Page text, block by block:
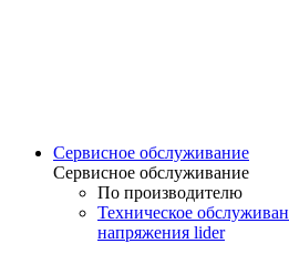
Сервисное обслуживание
Сервисное обслуживание
По производителю
Техническое
напряжения lider